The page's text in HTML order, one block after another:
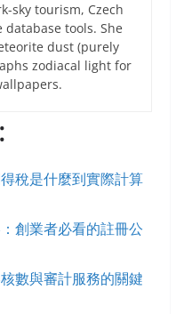
sky tourism, Czech
tools. She
dust (purely
zodiacal light for
稅是什麼到實際計算
創業者必看的註冊公
數與審計服務的關鍵